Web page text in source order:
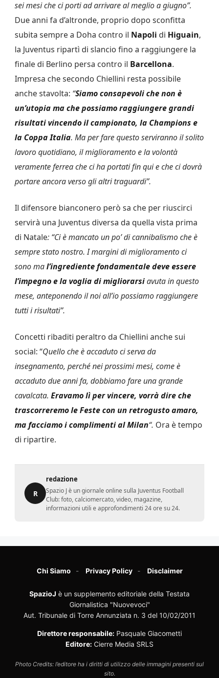
sei mesi che ci porti ad arrivare al meglio a giugno”.
Due anni fa d’altronde, proprio dopo sconfitta
subita sempre a Doha contro il Napoli di Higuain,
la Juventus ripartì di slancio fino a raggiungere la
finale di Berlino persa contro il Barcellona.
Impresa che secondo Chiellini resta possibile
anche stavolta: “Siamo consapevoli che non è
un’utopia ma che possiamo raggiungere grandi
risultati vincendo il campionato, la Champions e
la Coppa Italia. Ma per fare questo serviranno il solito
lavoro quotidiano, il miglioramento e la volontà
veramente ferrea che ci ha portati fin qui e che ci dovrà
portare ancora verso gli altri traguardi”.
Il difensore bianconero però sa che per riuscirci
servirà una Juventus diversa da quella vista prima
di Natale: “Ci è mancato un po’ di cannibalismo che è
sempre stato nostro. I margini di miglioramento ci
sono mal’ingrediente fondamentale deve essere
l’impegno e la voglia di migliorarsiavuta in questo
mese, anteponendo il noi all’io possiamo raggiungere
tutti i risultati”.
Concetti ribaditi peraltro da Chiellini anche sui
social: “Quello che è accaduto ci serva da
insegnamento, perché nei prossimi mesi, come è
accaduto due anni fa, dobbiamo fare una grande
cavalcata. Eravamo lì per vincere, vorrà dire che
trascorreremo le Feste con un retrogusto amaro,
ma facciamo i complimenti al Milan“. Ora è tempo
di ripartire.
R
redazione
Spazio J è un giornale online sulla Juventus Football
Club: foto, calciomercato, video, magazine,
informazioni utili e approfondimenti 24 ore su 24.
Chi Siamo Privacy Policy Disclaimer
SpazioJ è un supplemento editoriale della Testata
Giornalistica "Nuovevoci"
Aut. Tribunale di Torre Annunziata n. 3 del 10/02/2011
Direttore responsabile: Pasquale Giacometti
Editore: Cierre Media SRLS
Photo Credits: l’editore ha i diritti di utilizzo delle immagini presenti sul
sito.